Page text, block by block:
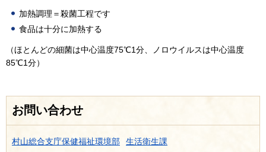
加熱調理＝殺菌工程です
食品は十分に加熱する
（ほとんどの細菌は中心温度75℃1分、ノロウイルスは中心温度
85℃1分）
お問い合わせ
村山総合支庁保健福祉環境部
生活衛生課